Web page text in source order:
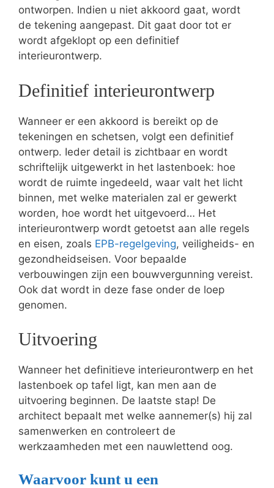
ontworpen. Indien u niet akkoord gaat, wordt
de tekening aangepast. Dit gaat door tot er
wordt afgeklopt op een definitief
interieurontwerp.
Definitief interieurontwerp
Wanneer er een akkoord is bereikt op de
tekeningen en schetsen, volgt een definitief
ontwerp. Ieder detail is zichtbaar en wordt
schriftelijk uitgewerkt in het lastenboek: hoe
wordt de ruimte ingedeeld, waar valt het licht
binnen, met welke materialen zal er gewerkt
worden, hoe wordt het uitgevoerd… Het
interieurontwerp wordt getoetst aan alle regels
en eisen, zoals EPB-regelgeving, veiligheids- en
gezondheidseisen. Voor bepaalde
verbouwingen zijn een bouwvergunning vereist.
Ook dat wordt in deze fase onder de loep
genomen.
Uitvoering
Wanneer het definitieve interieurontwerp en het
lastenboek op tafel ligt, kan men aan de
uitvoering beginnen. De laatste stap! De
architect bepaalt met welke aannemer(s) hij zal
samenwerken en controleert de
werkzaamheden met een nauwlettend oog.
Waarvoor kunt u een